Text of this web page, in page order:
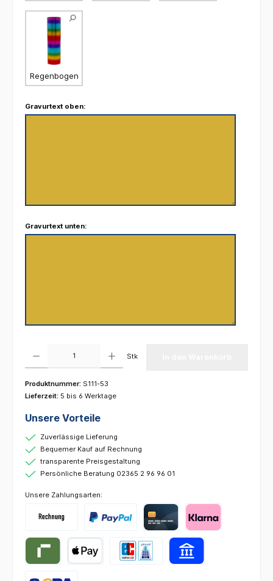
Regenbogen
Gravurtext oben:
Gravurtext unten:
Stk
Produktnummer: S111-53
Lieferzeit: 5 bis 6 Werktage
Unsere Vorteile
Zuverlässige Lieferung
Bequemer Kauf auf Rechnung
transparente Preisgestaltung
Persönliche Beratung 02365 2 96 96 01
Unsere Zahlungsarten: